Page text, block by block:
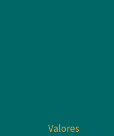
Valores